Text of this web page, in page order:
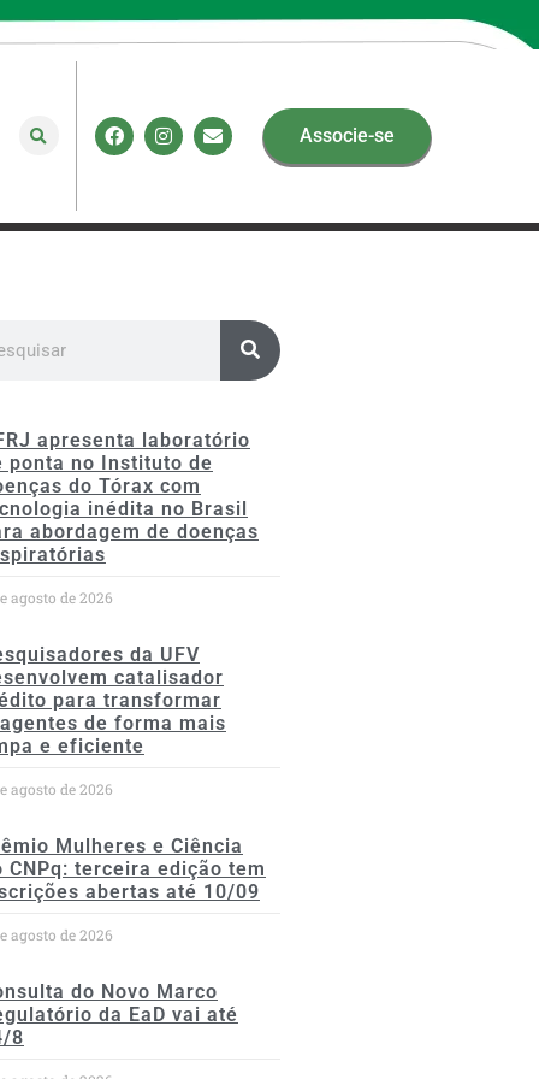
Associe-se
apresenta laboratório
ponta no Instituto de
do Tórax com
inédita no Brasil
abordagem de doenças
agosto de 2026
da UFV
catalisador
para transformar
de forma mais
e eficiente
agosto de 2026
Mulheres e Ciência
CNPq: terceira edição tem
abertas até 10/09
agosto de 2026
do Novo Marco
da EaD vai até
8